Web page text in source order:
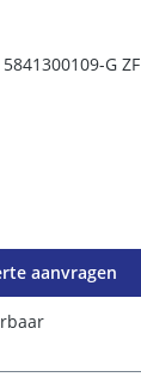
G ZF
aanvragen